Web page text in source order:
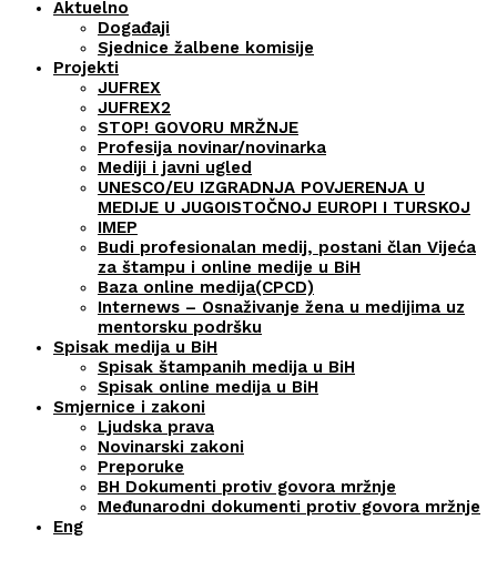
Aktuelno
Događaji
Sjednice žalbene komisije
Projekti
JUFREX
JUFREX2
STOP! GOVORU MRŽNJE
Profesija novinar/novinarka
Mediji i javni ugled
UNESCO/EU IZGRADNJA POVJERENJA U
MEDIJE U JUGOISTOČNOJ EUROPI I TURSKOJ
IMEP
Budi profesionalan medij, postani član Vijeća
za štampu i online medije u BiH
Baza online medija(CPCD)
Internews – Osnaživanje žena u medijima uz
mentorsku podršku
Spisak medija u BiH
Spisak štampanih medija u BiH
Spisak online medija u BiH
Smjernice i zakoni
Ljudska prava
Novinarski zakoni
Preporuke
BH Dokumenti protiv govora mržnje
Međunarodni dokumenti protiv govora mržnje
Eng